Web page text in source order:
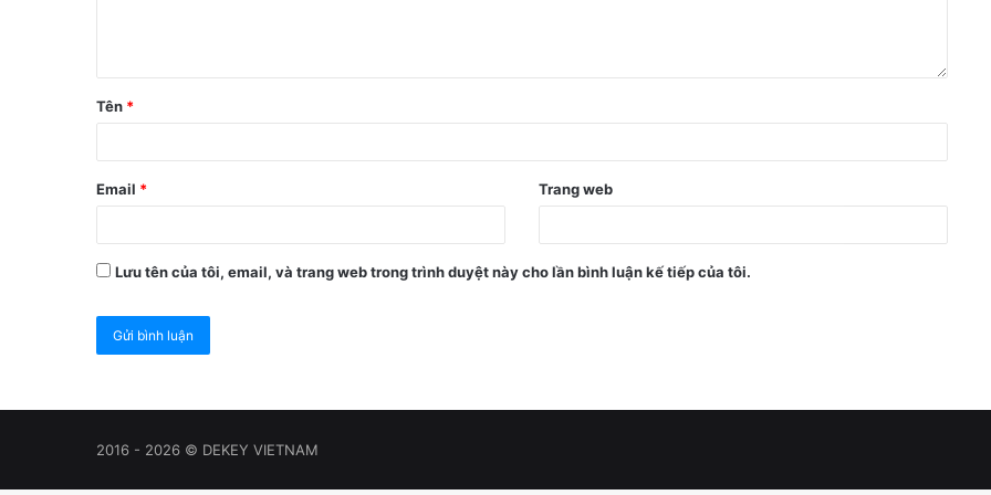
Tên *
Email * Trang web
Lưu tên của tôi, email, và trang web trong trình duyệt này cho lần bình luận kế tiếp của tôi.
2016 - 2026 © DEKEY VIETNAM